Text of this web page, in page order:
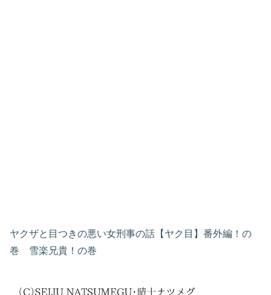
ヤクザと目つきの悪い女刑事の話【ヤク目】番外編！の
巻 雪楽兄貴！の巻